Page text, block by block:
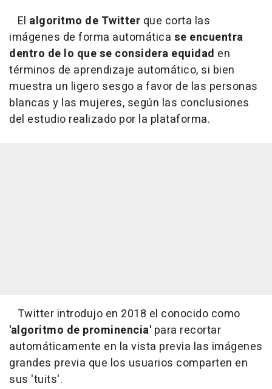
El algoritmo de Twitter que corta las
imágenes de forma automática se encuentra
dentro de lo que se considera equidad en
términos de aprendizaje automático, si bien
muestra un ligero sesgo a favor de las personas
blancas y las mujeres, según las conclusiones
del estudio realizado por la plataforma.
Twitter introdujo en 2018 el conocido como
'algoritmo de prominencia' para recortar
automáticamente en la vista previa las imágenes
grandes previa que los usuarios comparten en
sus 'tuits'.